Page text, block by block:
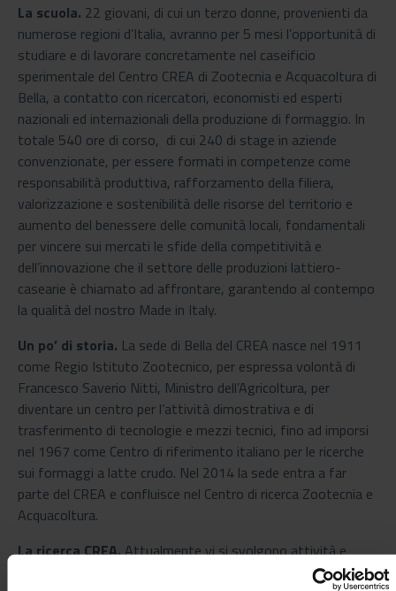
La scuola. 22 giovani, di cui un terzo donne, provenienti da
numerose regioni d’Italia, avranno per 5 mesi l’opportunità di
studiare e di lavorare concretamente nel caseificio
sperimentale del Centro CREA di Zootecnia e Acquacoltura di
Bella, a contatto con ricercatori, economisti ed esperti
nazionali ed internazionali della produzione di formaggio. In
totale 540 ore di corso, di cui 240 di stage in aziende
convenzionate, per essere formati in competenze come
responsabilità produttiva, rafforzamento della filiera,
valorizzazione e sostenibilità delle risorse del territorio e
aumento del benessere delle comunità locali, fondamentali
per vincere sui mercati le sfide della competitività e
dell’innovazione che il settore delle produzioni lattiero-
casearie è chiamato ad affrontare, garantendo al contempo
la qualità del nostro Made in Italy.
Un po’ di storia. La sede di Bella del CREA nasce nel 1911
come Regio Istituto Zootecnico, per espressa volontà di
Francesco Saverio Nitti, Ministro dell’Agricoltura, per
diventare un centro per l’attività dimostrativa e di
trasferimento di tecnologie e mezzi tecnici, fino ad imporsi
nel 1967 come Centro di riferimento italiano per le ricerche
sui formaggi a latte crudo. Nel 2014 la sede entra a far
parte del CREA e confluisce nel Centro di ricerca Zootecnia e
Acquacoltura.
La ricerca CREA.Attualmente vi si svolgono attività e